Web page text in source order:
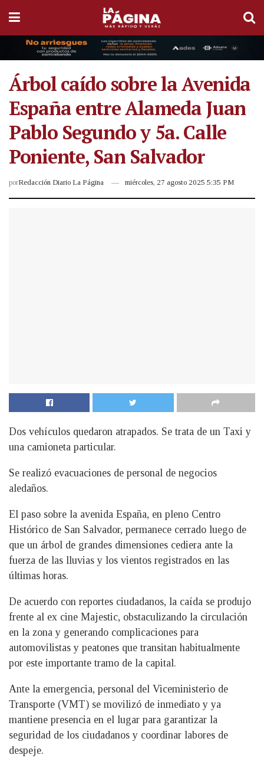
Árbol caído sobre la Avenida
España entre Alameda Juan
Pablo Segundo y 5a. Calle
Poniente, San Salvador
porRedacción Diario La Página miércoles, 27 agosto 2025 5:35 PM
Dos vehículos quedaron atrapados. Se trata de un Taxi y
una camioneta particular.
Se realizó evacuaciones de personal de negocios
aledaños.
El paso sobre la avenida España, en pleno Centro
Histórico de San Salvador, permanece cerrado luego de
que un árbol de grandes dimensiones cediera ante la
fuerza de las lluvias y los vientos registrados en las
últimas horas.
De acuerdo con reportes ciudadanos, la caída se produjo
frente al ex cine Majestic, obstaculizando la circulación
en la zona y generando complicaciones para
automovilistas y peatones que transitan habitualmente
por este importante tramo de la capital.
Ante la emergencia, personal del Viceministerio de
Transporte (VMT) se movilizó de inmediato y ya
mantiene presencia en el lugar para garantizar la
seguridad de los ciudadanos y coordinar labores de
despeje.